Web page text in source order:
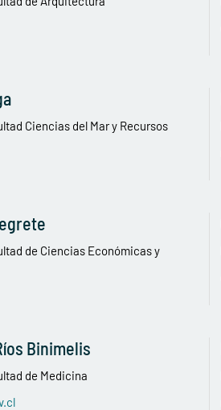
Ciencias del Mar y Recursos
de Ciencias Económicas y
Binimelis
de Medicina